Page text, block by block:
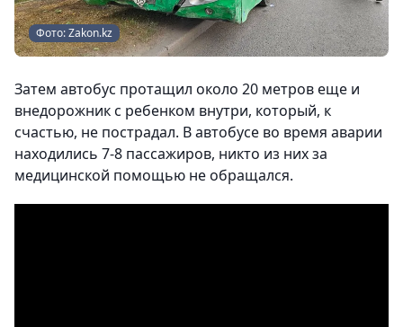
Фото: Zakon.kz
Затем автобус протащил около 20 метров еще и
внедорожник с ребенком внутри, который, к
счастью, не пострадал. В автобусе во время аварии
находились 7-8 пассажиров, никто из них за
медицинской помощью не обращался.